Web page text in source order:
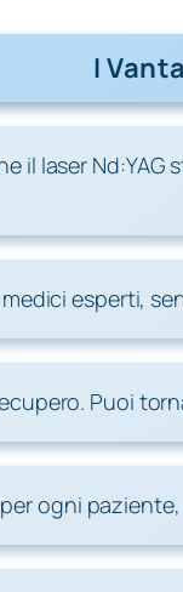
I
il laser
esperti,
Puoi
ogni